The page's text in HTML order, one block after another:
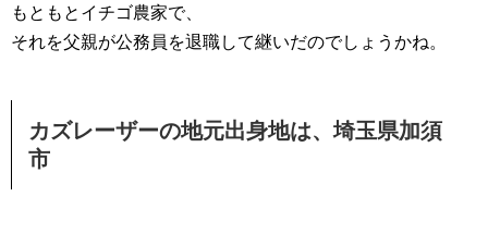
もともとイチゴ農家で、
それを父親が公務員を退職して継いだのでしょうかね。
カズレーザーの地元出身地は、埼玉県加須
市